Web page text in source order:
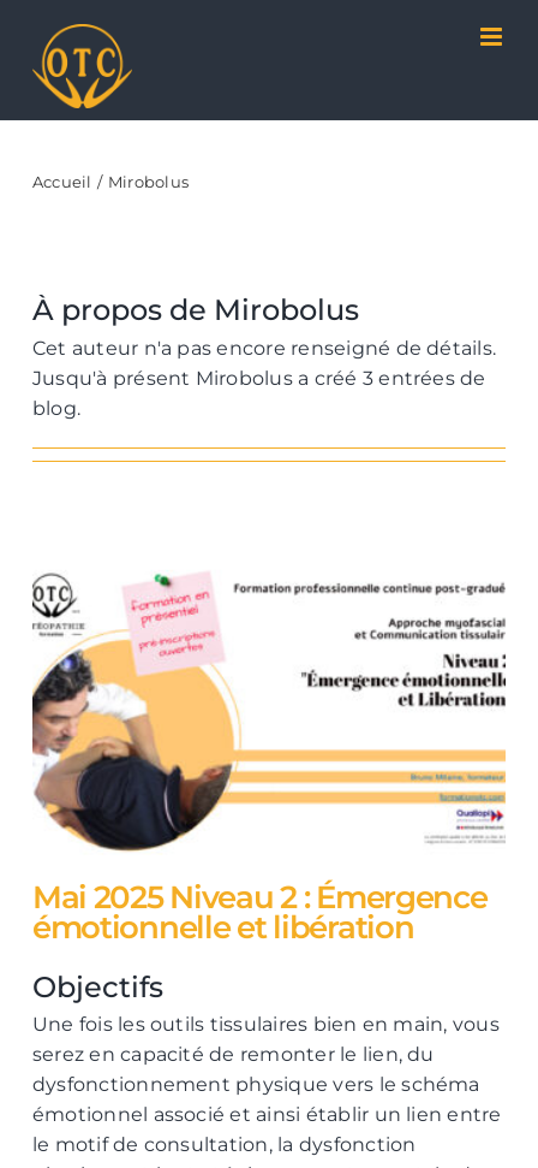
contenu
Accueil Mirobolus
À propos de Mirobolus
Cet auteur n'a pas encore renseigné de détails.
Jusqu'à présent Mirobolus a créé 3 entrées de
blog.
Mai 2025 Niveau 2 : Émergence
émotionnelle et libération
Objectifs
Une fois les outils tissulaires bien en main, vous
serez en capacité de remonter le lien, du
dysfonctionnement physique vers le schéma
émotionnel associé et ainsi établir un lien entre
le motif de consultation, la dysfonction